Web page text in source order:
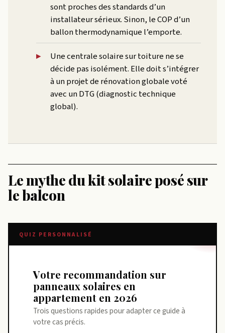
sont proches des standards d’un
installateur sérieux. Sinon, le COP d’un
ballon thermodynamique l’emporte.
Une centrale solaire sur toiture ne se
décide pas isolément. Elle doit s’intégrer
à un projet de rénovation globale voté
avec un DTG (diagnostic technique
global).
Le mythe du kit solaire posé sur
le balcon
QUIZ PERSONNALISÉ
Votre recommandation sur
panneaux solaires en
appartement en 2026
Trois questions rapides pour adapter ce guide à
votre cas précis.